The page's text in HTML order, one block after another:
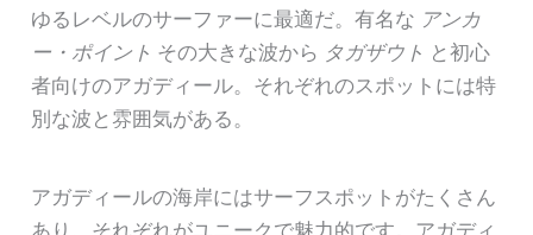
ゆるレベルのサーファーに最適だ。有名な アンカ
ー・ポイント その大きな波から タガザウト と初心
者向けのアガディール。それぞれのスポットには特
別な波と雰囲気がある。
アガディールの海岸にはサーフスポットがたくさん